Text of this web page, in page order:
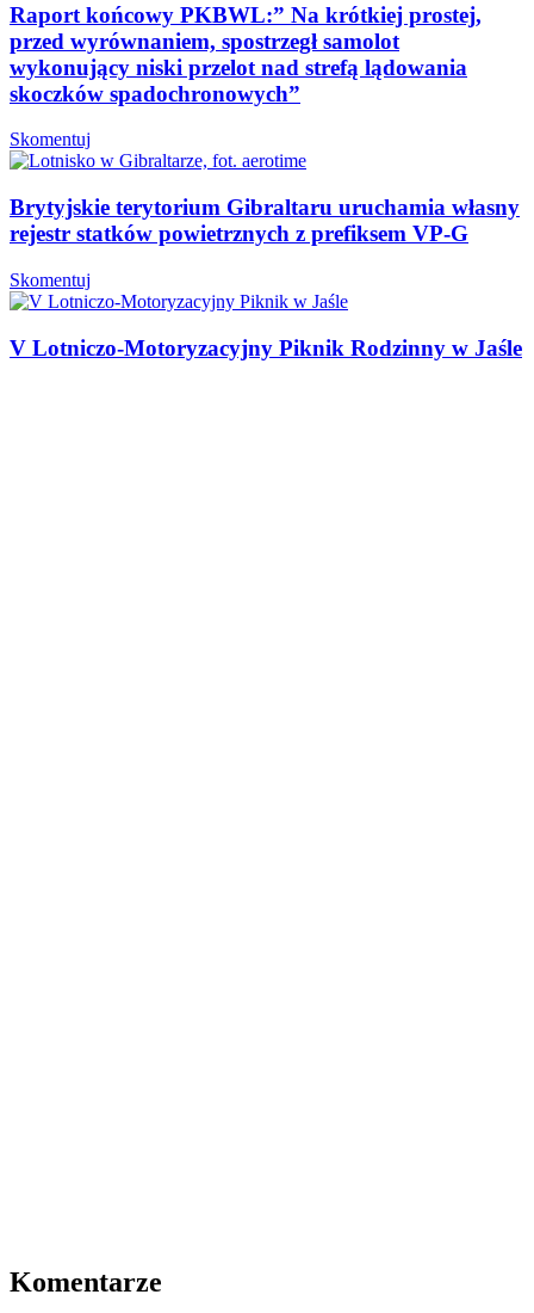
Raport końcowy PKBWL:” Na krótkiej prostej,
przed wyrównaniem, spostrzegł samolot
wykonujący niski przelot nad strefą lądowania
skoczków spadochronowych”
Skomentuj
Brytyjskie terytorium Gibraltaru uruchamia własny
rejestr statków powietrznych z prefiksem VP-G
Skomentuj
V Lotniczo-Motoryzacyjny Piknik Rodzinny w Jaśle
Komentarze